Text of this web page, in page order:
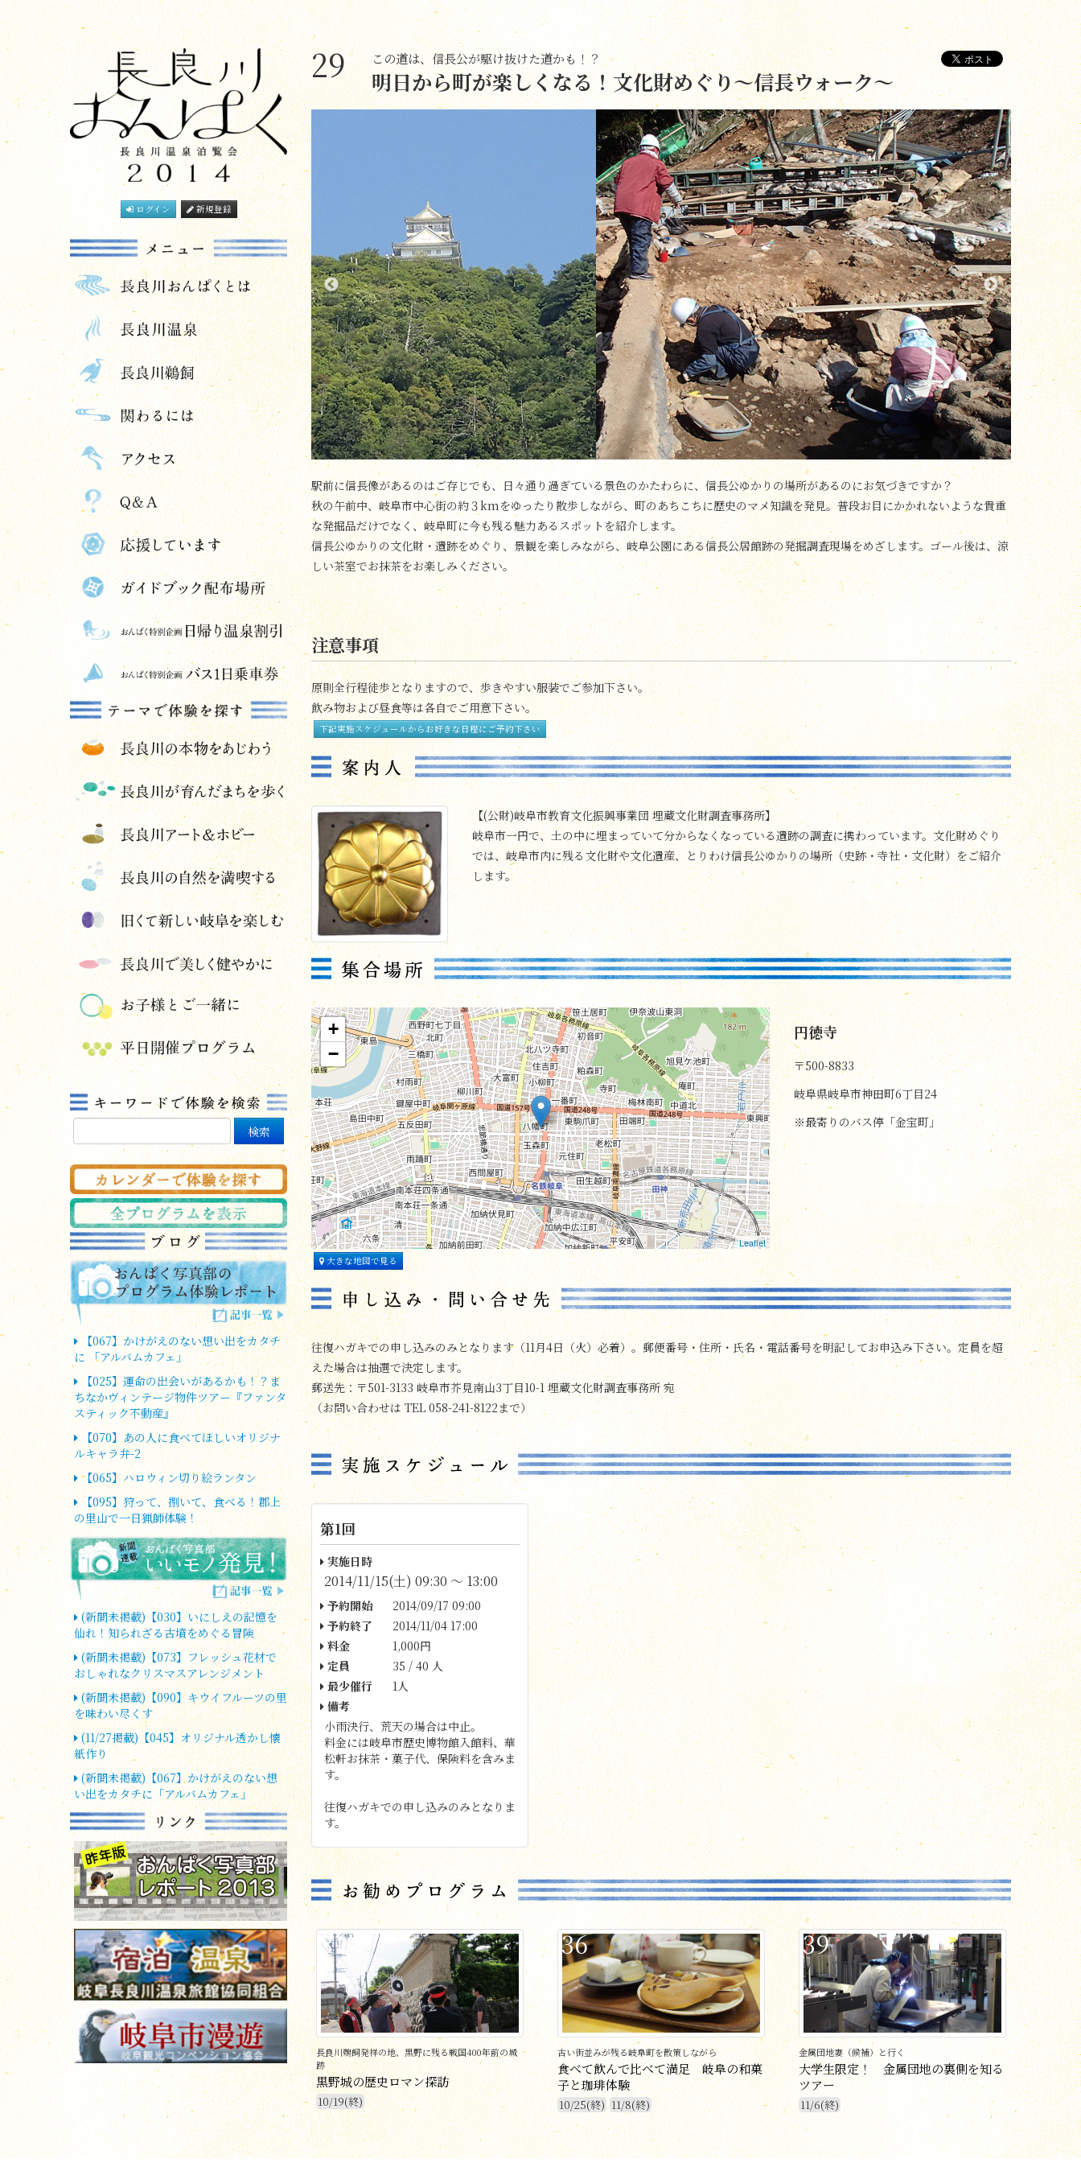
ログイン 新規登録
【067】かけがえのない想い出をカタチ
に 「アルバムカフェ」
【025】運命の出会いがあるかも！？ま
ちなかヴィンテージ物件ツアー『ファンタ
スティック不動産』
【070】あの人に食べてほしいオリジナ
ルキャラ弁-2
【065】ハロウィン切り絵ランタン
【095】狩って、捌いて、食べる！郡上
の里山で一日猟師体験！
(新聞未掲載)【030】いにしえの記憶を
仙れ！知られざる古墳をめぐる冒険
(新聞未掲載)【073】フレッシュ花材で
おしゃれなクリスマスアレンジメント
(新聞未掲載)【090】キウイフルーツの里
を味わい尽くす
(11/27掲載)【045】オリジナル透かし懐
紙作り
(新聞未掲載)【067】かけがえのない想
い出をカタチに「アルバムカフェ」
29 この道は、信長公が駆け抜けた道かも！？
明日から町が楽しくなる！文化財めぐり～信長ウォーク～
駅前に信長像があるのはご存じでも、日々通り過ぎている景色のかたわらに、信長公ゆかりの場所があるのにお気づきですか？
秋の午前中、岐阜市中心街の約３kmをゆったり散歩しながら、町のあちこちに歴史のマメ知識を発見。普段お目にかかれないような貴重
な発掘品だけでなく、岐阜町に今も残る魅力あるスポットを紹介します。
信長公ゆかりの文化財・遺跡をめぐり、景観を楽しみながら、岐阜公園にある信長公居館跡の発掘調査現場をめざします。ゴール後は、涼
しい茶室でお抹茶をお楽しみください。
注意事項
原則全行程徒歩となりますので、歩きやすい服装でご参加下さい。
飲み物および昼食等は各自でご用意下さい。
下記実施スケジュールからお好きな日程にご予約下さい
【(公財)岐阜市教育文化振興事業団 埋蔵文化財調査事務所】
岐阜市一円で、土の中に埋まっていて分からなくなっている遺跡の調査に携わっています。文化財めぐり
では、岐阜市内に残る文化財や文化遺産、とりわけ信長公ゆかりの場所（史跡・寺社・文化財）をご紹介
します。
+
−
Leaflet
大きな地図で見る
円徳寺
〒500-8833
岐阜県岐阜市神田町6丁目24
※最寄りのバス停「金宝町」
往復ハガキでの申し込みのみとなります（11月4日（火）必着）。郵便番号・住所・氏名・電話番号を明記してお申込み下さい。定員を超
えた場合は抽選で決定します。
郵送先：〒501-3133 岐阜市芥見南山3丁目10-1 埋蔵文化財調査事務所 宛
（お問い合わせは TEL 058-241-8122まで）
第1回
実施日時
2014/11/15(土) 09:30 〜 13:00
予約開始
2014/09/17 09:00
予約終了
2014/11/04 17:00
料金
1,000円
定員
35 / 40 人
最少催行
1人
備考
小雨決行、荒天の場合は中止。
料金には岐阜市歴史博物館入館料、華
松軒お抹茶・菓子代、保険料を含みま
す。
往復ハガキでの申し込みのみとなりま
す。
31
長良川鵜飼発祥の地、黒野に残る戦国400年前の城
跡
黒野城の歴史ロマン探訪
10/19(終)
36
古い街並みが残る岐阜町を散策しながら
食べて飲んで比べて満足 岐阜の和菓
子と珈琲体験
10/25(終) 11/8(終)
39
金属団地妻（候補）と行く
大学生限定！ 金属団地の裏側を知る
ツアー
11/6(終)